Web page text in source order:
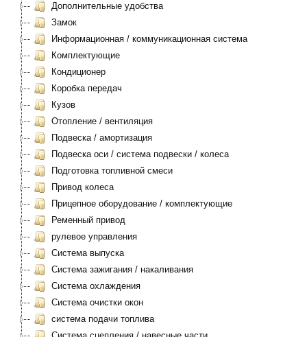
Дополнительные удобства
Замок
Информационная / коммуникационная система
Комплектующие
Кондиционер
Коробка передач
Кузов
Отопление / вентиляция
Подвеска / амортизация
Подвеска оси / система подвески / колеса
Подготовка топливной смеси
Привод колеса
Прицепное оборудование / комплектующие
Ременный привод
рулевое управления
Система выпуска
Система зажигания / накаливания
Система охлаждения
Система очистки окон
система подачи топлива